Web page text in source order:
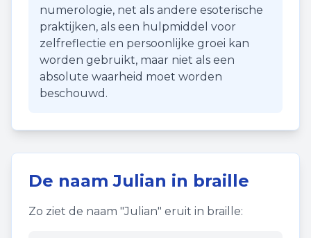
numerologie, net als andere esoterische
praktijken, als een hulpmiddel voor
zelfreflectie en persoonlijke groei kan
worden gebruikt, maar niet als een
absolute waarheid moet worden
beschouwd.
De naamJulian in braille
Zo ziet de naam "Julian" eruit in braille: